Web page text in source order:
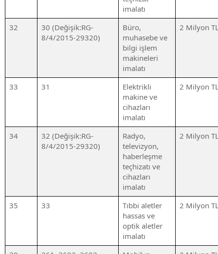
imalatı
32
30 (Değişik:RG-
8/4/2015-29320)
Büro,
muhasebe ve
bilgi işlem
makineleri
imalatı
2 Milyon
33 31
Elektrikli
makine ve
cihazları
imalatı
2 Milyon
34
32 (Değişik:RG-
8/4/2015-29320)
Radyo,
televizyon,
haberleşme
teçhizatı ve
cihazları
imalatı
2 Milyon
35 33
Tıbbi aletler
hassas ve
optik aletler
imalatı
2 Milyon